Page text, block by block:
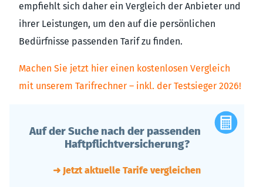
empfiehlt sich daher ein Vergleich der Anbieter und
ihrer Leistungen, um den auf die persönlichen
Bedürfnisse passenden Tarif zu finden.
Machen Sie jetzt hier einen kostenlosen Vergleich
mit unserem Tarifrechner – inkl. der Testsieger 2026!
Auf der Suche nach der passenden
Haftpflichtversicherung?
➜ Jetzt aktuelle Tarife vergleichen